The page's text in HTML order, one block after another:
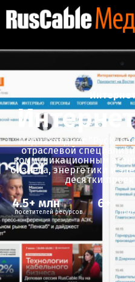
Медиахолдинг
отраслевой
коммуникационным
бизнеса, энергетики и
десятки
посетителей ресурсов
4.5+ млн 6